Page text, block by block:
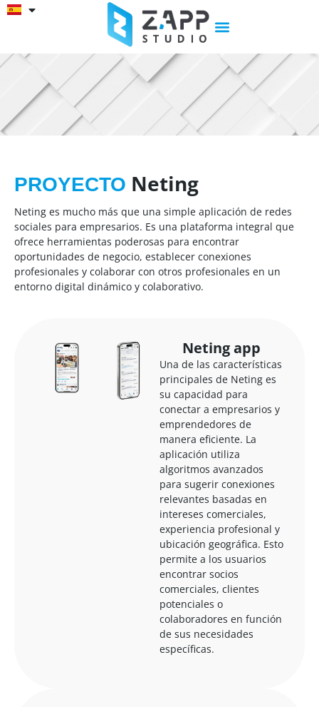
PROYECTO Neting
Neting es mucho más que una simple aplicación de redes
sociales para empresarios. Es una plataforma integral que
ofrece herramientas poderosas para encontrar
oportunidades de negocio, establecer conexiones
profesionales y colaborar con otros profesionales en un
entorno digital dinámico y colaborativo.
Neting app
Una de las características
principales de Neting es
su capacidad para
conectar a empresarios y
emprendedores de
manera eficiente. La
aplicación utiliza
algoritmos avanzados
para sugerir conexiones
relevantes basadas en
intereses comerciales,
experiencia profesional y
ubicación geográfica. Esto
permite a los usuarios
encontrar socios
comerciales, clientes
potenciales o
colaboradores en función
de sus necesidades
específicas.